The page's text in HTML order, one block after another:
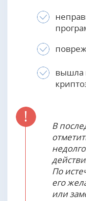
вышла
В
По
его
или